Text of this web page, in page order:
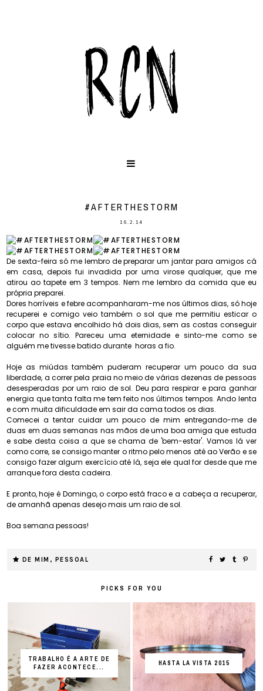
#AFTERTHESTORM
16.2.14
De sexta-feira só me lembro de preparar um jantar para amigos cá
em casa, depois fui invadida por uma virose qualquer, que me
atirou ao tapete em 3 tempos. Nem me lembro da comida que eu
própria preparei.
Dores horríveis e febre acompanharam-me nos últimos dias, só hoje
recuperei e comigo veio também o sol que me permitiu esticar o
corpo que estava encolhido há dois dias, sem as costas conseguir
colocar no sítio. Pareceu uma eternidade e sinto-me como se
alguém me tivesse batido durante horas a fio.
Hoje as miúdas também puderam recuperar um pouco da sua
liberdade, a correr pela praia no meio de várias dezenas de pessoas
desesperadas por um raio de sol. Deu para respirar e para ganhar
energia que tanta falta me tem feito nos últimos tempos. Ando lenta
e com muita dificuldade em sair da cama todos os dias.
Comecei a tentar cuidar um pouco de mim entregando-me de
duas em duas semanas nas mãos de uma boa amiga que estuda
e sabe desta coisa a que se chama de 'bem-estar'. Vamos lá ver
como corre, se consigo manter o ritmo pelo menos até ao Verão e se
consigo fazer algum exercício até lá, seja ele qual for desde que me
arranque fora desta cadeira.
E pronto, hoje é Domingo, o corpo está fraco e a cabeça a recuperar,
de amanhã apenas desejo mais um raio de sol.
Boa semana pessoas!
DE MIM , PESSOAL
PICKS FOR YOU
TRABALHO É A ARTE DE
FAZER ACONTECE...
HASTA LA VISTA 2015